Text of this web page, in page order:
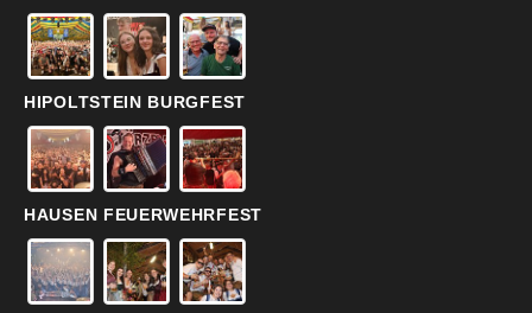
HIPOLTSTEIN BURGFEST
HAUSEN FEUERWEHRFEST